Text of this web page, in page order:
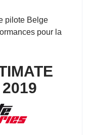
pilote Belge
pour la